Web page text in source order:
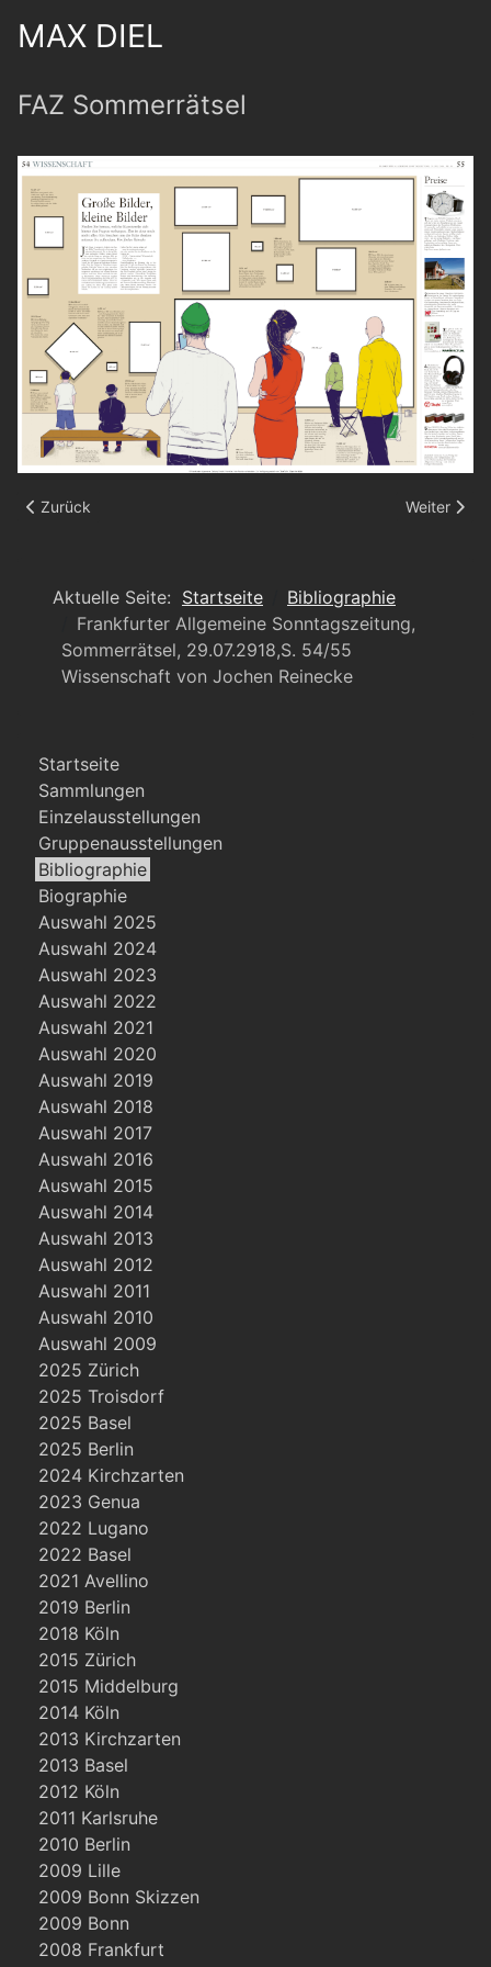
MAX DIEL
FAZ Sommerrätsel
Vorheriger Beitrag: Blu Magazin
Zurück Nächster
Weiter
Aktuelle Seite: Startseite
Bibliographie
Frankfurter Allgemeine Sonntagszeitung,
Sommerrätsel, 29.07.2918,S. 54/55
Wissenschaft von Jochen Reinecke
Startseite
Sammlungen
Einzelausstellungen
Gruppenausstellungen
Bibliographie
Biographie
Auswahl 2025
Auswahl 2024
Auswahl 2023
Auswahl 2022
Auswahl 2021
Auswahl 2020
Auswahl 2019
Auswahl 2018
Auswahl 2017
Auswahl 2016
Auswahl 2015
Auswahl 2014
Auswahl 2013
Auswahl 2012
Auswahl 2011
Auswahl 2010
Auswahl 2009
2025 Zürich
2025 Troisdorf
2025 Basel
2025 Berlin
2024 Kirchzarten
2023 Genua
2022 Lugano
2022 Basel
2021 Avellino
2019 Berlin
2018 Köln
2015 Zürich
2015 Middelburg
2014 Köln
2013 Kirchzarten
2013 Basel
2012 Köln
2011 Karlsruhe
2010 Berlin
2009 Lille
2009 Bonn Skizzen
2009 Bonn
2008 Frankfurt